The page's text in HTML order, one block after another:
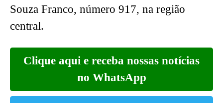
Souza Franco, número 917, na região
central.
Clique aqui e receba nossas notícias
no WhatsApp